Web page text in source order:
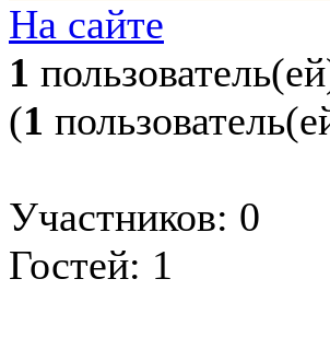
На сайте
1
(1
Участников: 0
Гостей: 1